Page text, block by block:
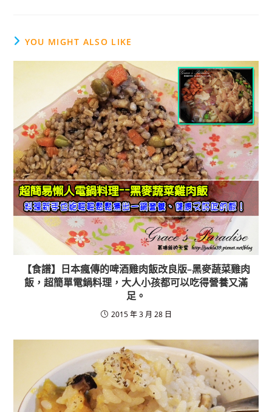
e
b
o
o
k
YOU MIGHT ALSO LIKE
【食譜】日本瘋傳的啤酒雞肉飯改良版–黑麥蔬菜雞肉
飯，超簡單電鍋料理，大人小孩都可以吃得營養又滿
足。
2015 年 3 月 28 日